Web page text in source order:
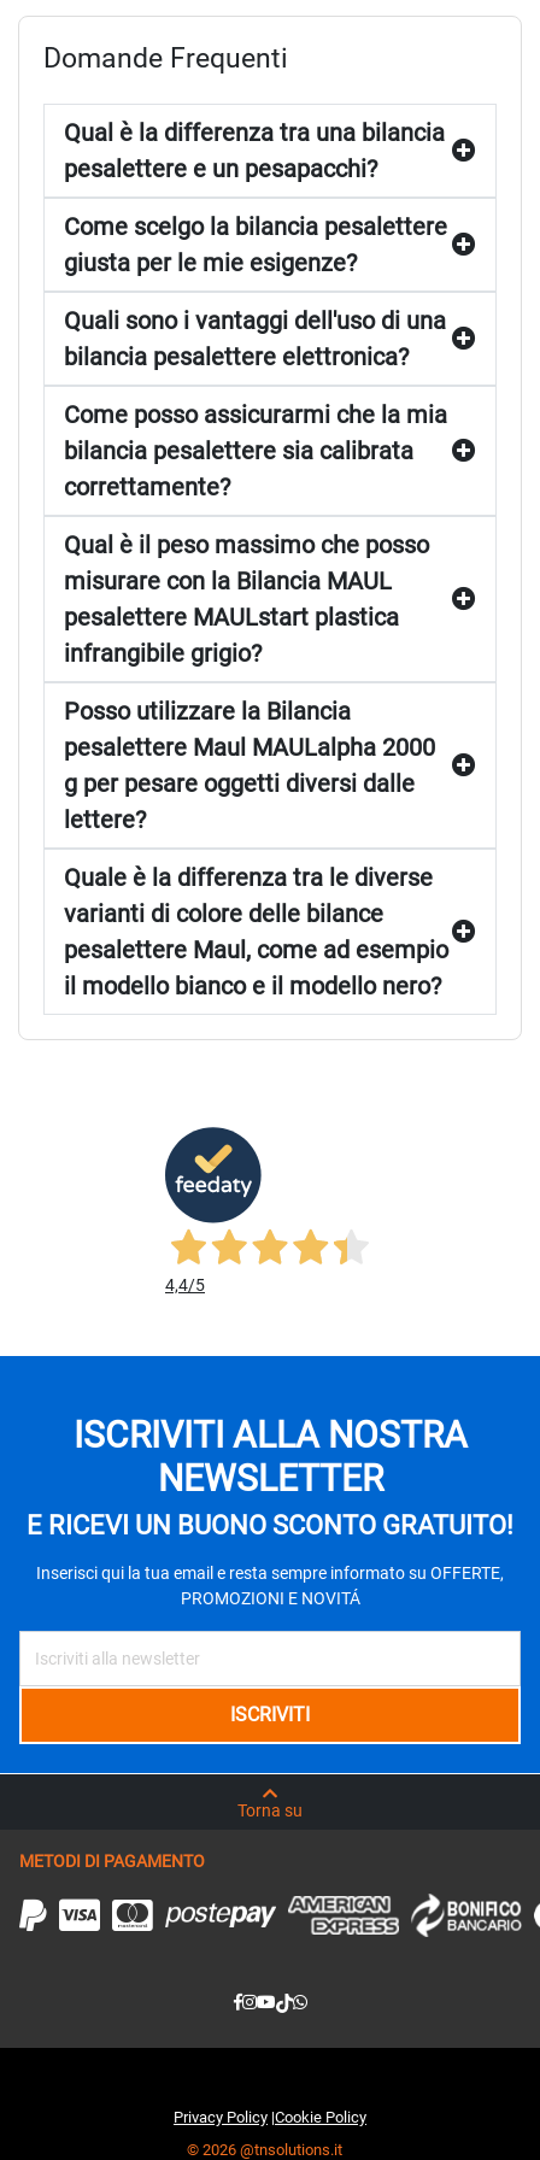
Domande Frequenti
Qual è la differenza tra una bilancia
pesalettere e un pesapacchi?
Come scelgo la bilancia pesalettere
giusta per le mie esigenze?
Quali sono i vantaggi dell'uso di una
bilancia pesalettere elettronica?
Come posso assicurarmi che la mia
bilancia pesalettere sia calibrata
correttamente?
Qual è il peso massimo che posso
misurare con la Bilancia MAUL
pesalettere MAULstart plastica
infrangibile grigio?
Posso utilizzare la Bilancia
pesalettere Maul MAULalpha 2000
g per pesare oggetti diversi dalle
lettere?
Quale è la differenza tra le diverse
varianti di colore delle bilance
pesalettere Maul, come ad esempio
il modello bianco e il modello nero?
4,4/5
ISCRIVITI ALLA NOSTRA
NEWSLETTER
E RICEVI UN BUONO SCONTO GRATUITO!
Inserisci qui la tua email e resta sempre informato su OFFERTE,
PROMOZIONI E NOVITÁ
Torna su
METODI DI PAGAMENTO
Privacy Policy |Cookie Policy
© 2026 @tnsolutions.it